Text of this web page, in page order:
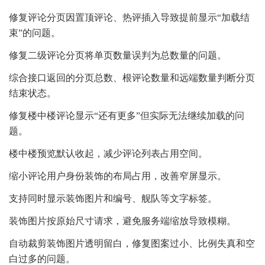
修复评论分页因置顶评论、热评插入导致提前显示“加载结
束”的问题。
修复二级评论分页将单页数量误判为总数量的问题。
综合接口返回的分页总数、根评论数量和远端数量判断分页
结束状态。
修复楼中楼评论显示“还有更多”但实际无法继续加载的问
题。
楼中楼预览默认收起，减少评论列表占用空间。
缩小评论用户身份装饰的布局占用，改善窄屏显示。
支持同时显示装饰图片和编号、舰队等文字标签。
装饰图片按原始尺寸请求，避免服务端缩放导致模糊。
自动裁剪装饰图片透明留白，修复图案过小、比例失真和空
白过多的问题。